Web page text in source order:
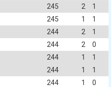
245 2
1
245 1
1
244 2
1
244 2
0
244 1
1
244 1
1
244 1
0